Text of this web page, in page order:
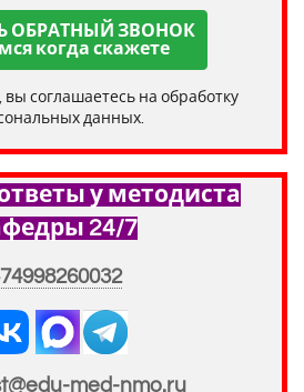
ОБРАТНЫЙ ЗВОНОК
когда скажете
вы соглашаетесь на обработку
данных.
у методиста
24/7
med-nmo.ru